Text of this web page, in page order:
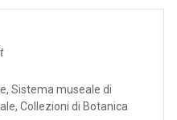
Sistema museale di
Collezioni di Botanica